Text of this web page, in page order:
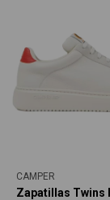
CAMPER
Zapatillas Twins